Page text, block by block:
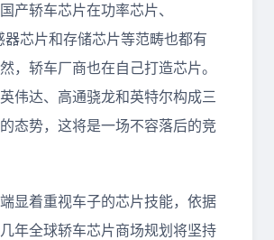
产轿车芯片在功率芯片、
器芯片和存储芯片等范畴也都有
，轿车厂商也在自己打造芯片。
伟达、高通骁龙和英特尔构成三
态势，这将是一场不容落后的竞
显着重视车子的芯片技能，依据
年全球轿车芯片商场规划将坚持